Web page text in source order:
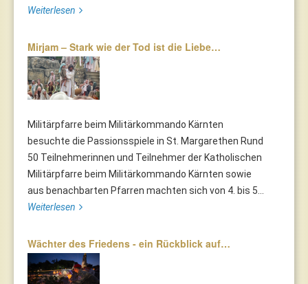
Weiterlesen
Mirjam – Stark wie der Tod ist die Liebe…
Militärpfarre beim Militärkommando Kärnten
besuchte die Passionsspiele in St. Margarethen Rund
50 Teilnehmerinnen und Teilnehmer der Katholischen
Militärpfarre beim Militärkommando Kärnten sowie
aus benachbarten Pfarren machten sich von 4. bis 5...
Weiterlesen
Wächter des Friedens - ein Rückblick auf…